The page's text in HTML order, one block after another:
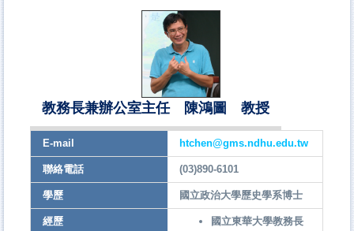
教務長兼辦公室主任 陳鴻圖 教授
E-mail htchen@gms.ndhu.edu.tw
聯絡電話 (03)890-6101
學歷 國立政治大學歷史學系博士
經歷
國立東華大學教務長